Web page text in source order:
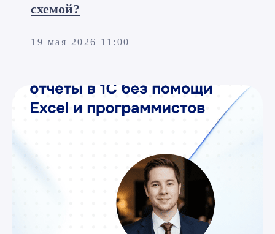
схемой?
19 мая 2026 11:00
Оставьте заявку на
бесплатную
и получите готовое